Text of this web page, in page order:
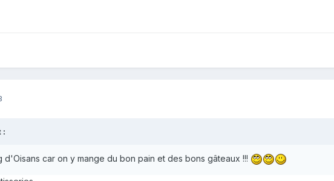
:
d'Oisans car on y mange du bon pain et des bons gâteaux !!!